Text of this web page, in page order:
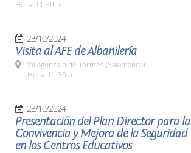
Hora: 11:30 h.
23/10/2024
Visita al AFE de Albañilería
Villagonzalo de Tormes (Salamanca)
Hora: 11:30 h.
23/10/2024
Presentación del Plan Director para la
Convivencia y Mejora de la Seguridad
en los Centros Educativos